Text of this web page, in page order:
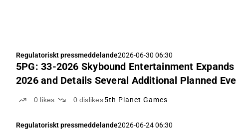
Regulatoriskt pressmeddelande2026-06-30 06:30
5PG: 33-2026 Skybound Entertainment
2026 and Details Several Additional Planned
0 likes 0 dislikes 5th Planet Games
Regulatoriskt pressmeddelande2026-06-24 06:30